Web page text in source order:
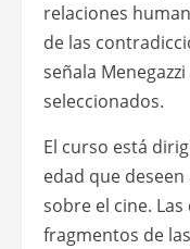
relaciones
de las
señala
seleccionados.
El curso está
edad que
sobre el cine.
fragmentos de